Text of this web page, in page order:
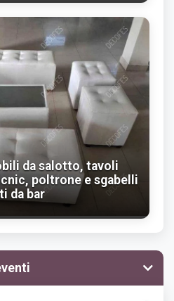
da salotto, tavoli
poltrone e sgabelli
da bar